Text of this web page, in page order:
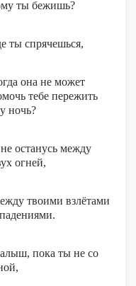
ты бежишь?
ты спрячешься,
она не может
тебе пережить
ночь?
останусь между
огней,
твоими взлётами
пока ты не со